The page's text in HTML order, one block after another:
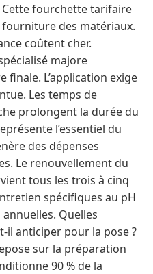
fourchette tarifaire
fourniture des matériaux.
coûtent cher.
majore
L’application exige
Les temps de
prolongent la durée du
l’essentiel du
des dépenses
Le renouvellement du
tous les trois à cinq
spécifiques au pH
Quelles
il anticiper pour la pose ?
sur la préparation
90 % de la